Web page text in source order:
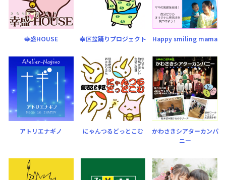
幸盛HOUSE 幸区盆踊りプロジェクト Happy smiling mama
アトリエナギノ にゃんつるどっとこむ
かわさきシアターカンパ
ニー